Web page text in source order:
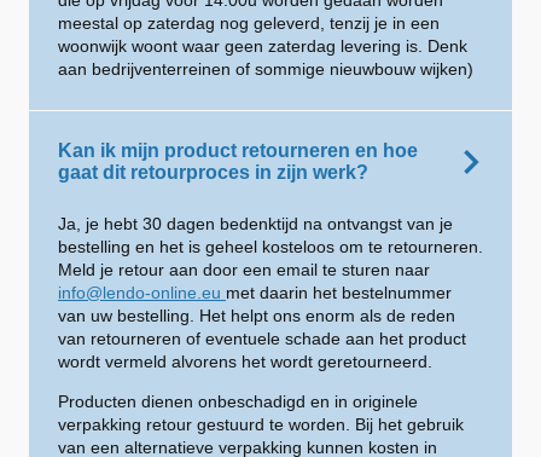
meestal op zaterdag nog geleverd, tenzij je in een
woonwijk woont waar geen zaterdag levering is. Denk
aan bedrijventerreinen of sommige nieuwbouw wijken)
Kan ik mijn product retourneren en hoe
gaat dit retourproces in zijn werk?
Ja, je hebt 30 dagen bedenktijd na ontvangst van je
bestelling en het is geheel kosteloos om te retourneren.
Meld je retour aan door een email te sturen naar
info@lendo-online.eu met daarin het bestelnummer
van uw bestelling. Het helpt ons enorm als de reden
van retourneren of eventuele schade aan het product
wordt vermeld alvorens het wordt geretourneerd.
Producten dienen onbeschadigd en in originele
verpakking retour gestuurd te worden. Bij het gebruik
van een alternatieve verpakking kunnen kosten in